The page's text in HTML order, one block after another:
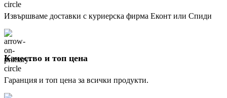
Извършваме доставки с куриерска фирма Еконт или Спиди
Качество и топ цена
Гаранция и топ цена за всички продукти.